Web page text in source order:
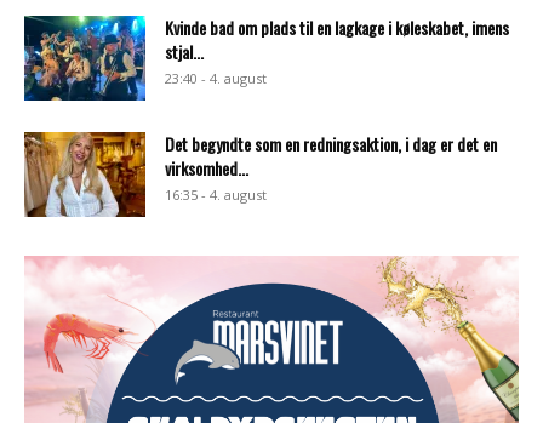
Kvinde bad om plads til en lagkage i køleskabet, imens
stjal...
23:40 - 4. august
Det begyndte som en redningsaktion, i dag er det en
virksomhed...
16:35 - 4. august